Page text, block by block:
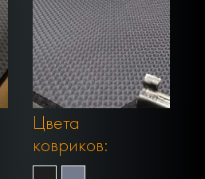
Цвета
ковриков: